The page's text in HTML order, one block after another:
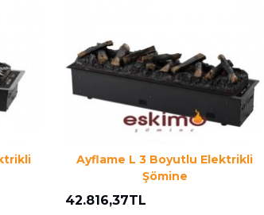
Ayflame L 3 Boyutlu Elektrikli
Şömine
42.816,37TL